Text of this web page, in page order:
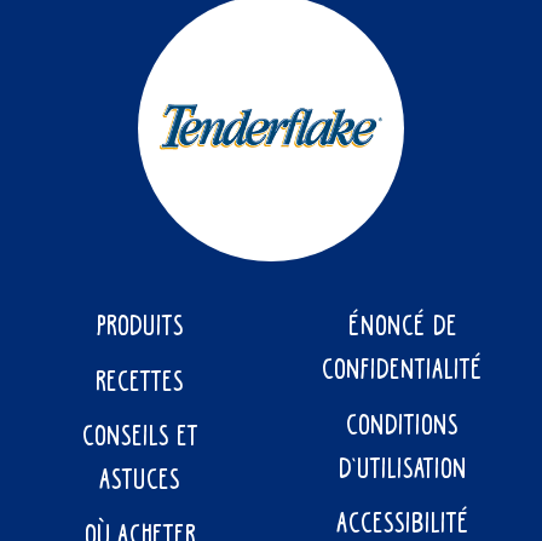
PRODUITS
RECETTES
CONSEILS ET
ASTUCES
ÉNONCÉ DE
CONFIDENTIALITÉ
CONDITIONS
D’UTILISATION
ACCESSIBILITÉ